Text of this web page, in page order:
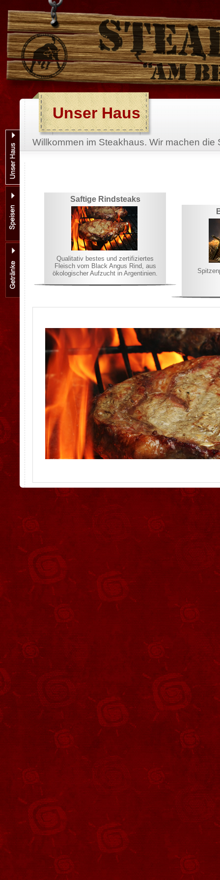
Unser Haus
Willkommen im Steakhaus. Wir machen die
Saftige Rindsteaks
Qualitativ bestes und zertifiziertes
Fleisch vom Black Angus Rind, aus
ökologischer Aufzucht in Argentinien.
.
.